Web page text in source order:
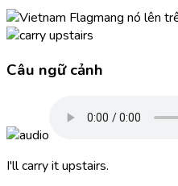
mang nó lên
Câu ngữ cảnh
I'll carry it upstairs.